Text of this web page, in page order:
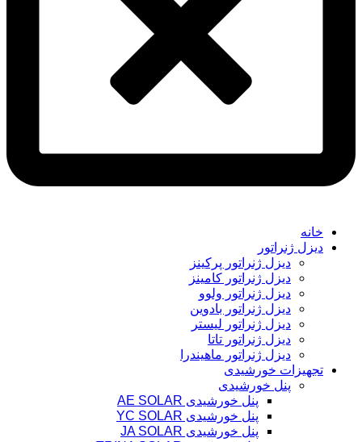
خانه
دیزل ژنراتور
دیزل ژنراتور پرکینز
دیزل ژنراتور کامینز
دیزل ژنراتور ولوو
دیزل ژنراتور بادوین
دیزل ژنراتور لیستر
دیزل ژنراتور تاتا
دیزل ژنراتور ماهیندرا
تجهیزات خورشیدی
پنل خورشیدی
پنل خورشیدی AE SOLAR
پنل خورشیدی YC SOLAR
پنل خورشیدی JA SOLAR